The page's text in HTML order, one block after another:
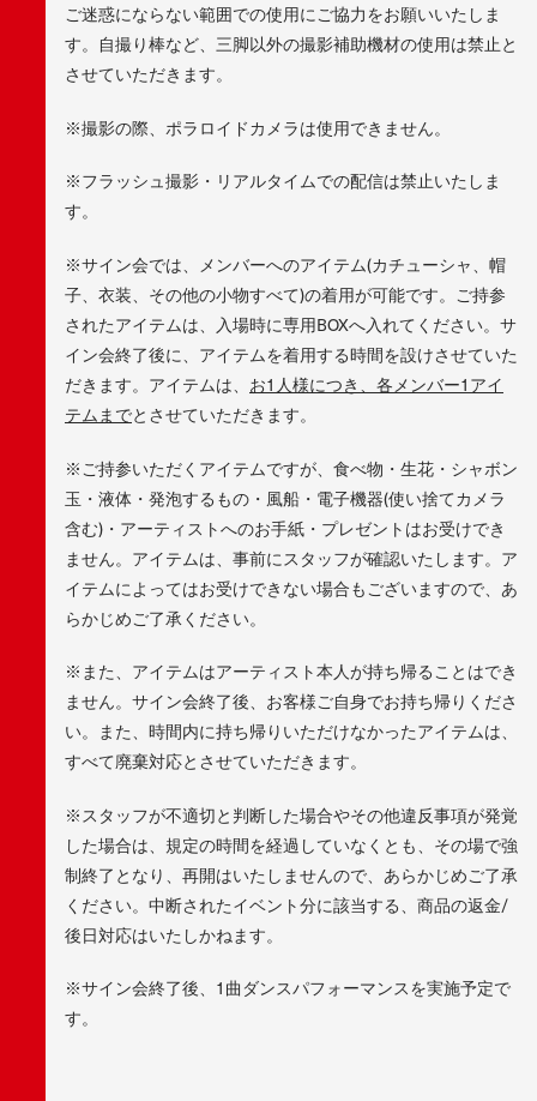
ご迷惑にならない範囲での使用にご協力をお願いいたしま
す。自撮り棒など、三脚以外の撮影補助機材の使用は禁止と
させていただきます。
※撮影の際、ポラロイドカメラは使用できません。
※フラッシュ撮影・リアルタイムでの配信は禁止いたしま
す。
※サイン会では、メンバーへのアイテム(カチューシャ、帽
子、衣装、その他の小物すべて)の着用が可能です。ご持参
されたアイテムは、入場時に専用BOXへ入れてください。サ
イン会終了後に、アイテムを着用する時間を設けさせていた
だきます。アイテムは、 お1人様につき、各メンバー1アイ
テムまでとさせていただきます。
※ご持参いただくアイテムですが、食べ物・生花・シャボン
玉・液体・発泡するもの・風船・電子機器(使い捨てカメラ
含む)・アーティストへのお手紙・プレゼントはお受けでき
ません。アイテムは、事前にスタッフが確認いたします。ア
イテムによってはお受けできない場合もございますので、あ
らかじめご了承ください。
※また、アイテムはアーティスト本人が持ち帰ることはでき
ません。サイン会終了後、お客様ご自身でお持ち帰りくださ
い。また、時間内に持ち帰りいただけなかったアイテムは、
すべて廃棄対応とさせていただきます。
※スタッフが不適切と判断した場合やその他違反事項が発覚
した場合は、規定の時間を経過していなくとも、その場で強
制終了となり、再開はいたしませんので、あらかじめご了承
ください。中断されたイベント分に該当する、商品の返金/
後日対応はいたしかねます。
※サイン会終了後、1曲ダンスパフォーマンスを実施予定で
す。